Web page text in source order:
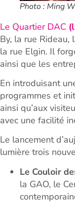
Photo : Ming
Le Quartier DAC
By, la rue
la rue Elgin. Il
ainsi que les
En introduisant
programmes et
ainsi qu’aux
avec une facilité
Le lancement
lumière trois
Le Couloir
la GAO, le